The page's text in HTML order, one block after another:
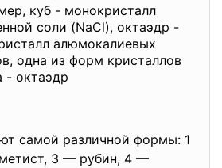
куб - монокристалл
соли (NaCl), октаэдр -
алюмокалиевых
одна из форм кристаллов
- октаэдр
самой различной формы: 1
3 — рубин, 4 —